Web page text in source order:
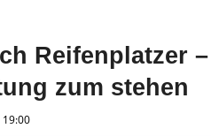
Reifenplatzer
zum stehen
19:00